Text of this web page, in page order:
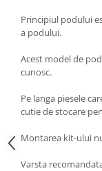
Principiul podului
a podului.
Acest model de
cunosc.
Pe langa piesele
cutie de stocare
Montarea kit-ului
Varsta